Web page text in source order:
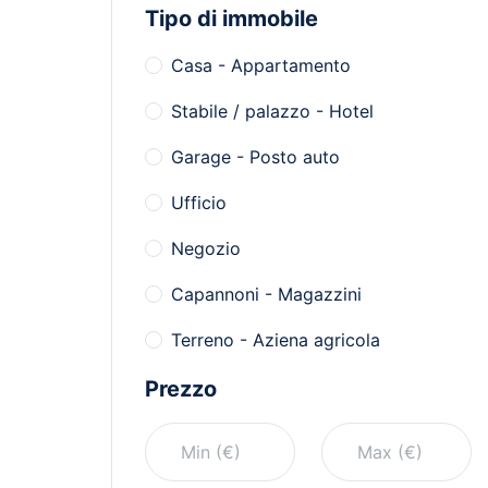
Tipo di immobile
Casa - Appartamento
Stabile / palazzo - Hotel
Garage - Posto auto
Ufficio
Negozio
Capannoni - Magazzini
Terreno - Aziena agricola
Prezzo